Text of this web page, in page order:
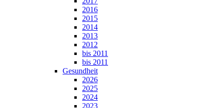
2016
2015
2014
2013
2012
bis 2011
bis 2011
Gesundheit
2026
2025
2024
2023